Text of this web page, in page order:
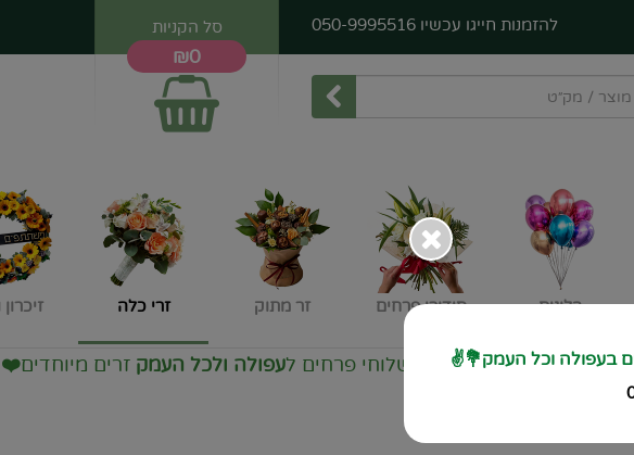
סל הקניות
₪0
להזמנות חייגו עכשיו 050-9995516
בלונים סידורי פרחים זר מתוק זרי כלה
קונים כחול לבן משלוחי פרחים לעפולה ולכל העמקזרים מיוחדים❤️ בעפולה וכל העמק💐✌️